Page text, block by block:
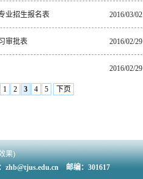
业招生报名表 2016/03/02
审批表 2016/02/29
2016/02/29
1 2 3 4 5 下页
果)
zhb@tjus.edu.cn 邮编：301617